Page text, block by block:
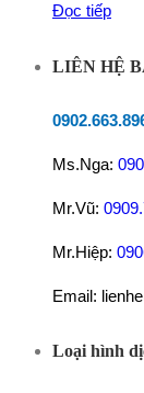
Đọc tiếp
LIÊN HỆ
Ms.Nga:
Mr.Vũ:
Mr.Hiệp:
Email:
Loại hình